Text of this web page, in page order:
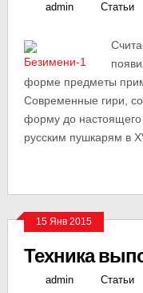
admin Статьи
форме предметы
Современные гири,
форму до настоящего
русским пушкарям в
15 Янв 2015
Техника
admin Статьи